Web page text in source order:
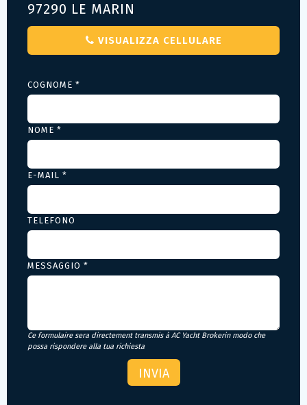
97290 LE MARIN
VISUALIZZA CELLULARE
COGNOME *
NOME *
E-MAIL *
TELEFONO
MESSAGGIO *
Ce formulaire sera directement transmis à AC Yacht Brokerin modo che
possa rispondere alla tua richiesta